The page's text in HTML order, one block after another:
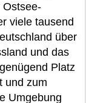
Ostsee-
viele tausend
über
und das
Platz
und zum
Umgebung